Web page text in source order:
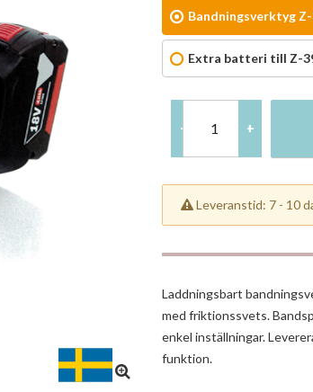
Bandningsverktyg
Extra batteri till Z-
- +
Leveranstid: 7 - 10
Laddningsbart
med friktionssvets.
enkel inställningar.
funktion.